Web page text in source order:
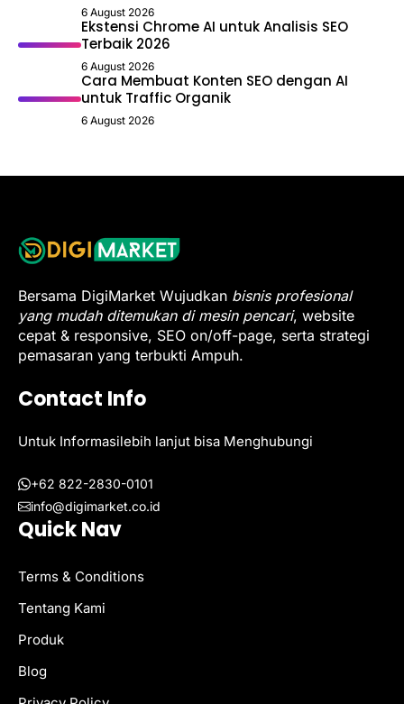
6 August 2026
Ekstensi Chrome AI untuk Analisis SEO
Terbaik 2026
6 August 2026
Cara Membuat Konten SEO dengan AI
untuk Traffic Organik
6 August 2026
Bersama DigiMarket Wujudkan bisnis profesional
yang mudah ditemukan di mesin pencari, website
cepat & responsive, SEO on/off-page, serta strategi
pemasaran yang terbukti Ampuh.
Contact Info
Untuk Informasilebih lanjut bisa Menghubungi
+62 822-2830-0101
info@digimarket.co.id
Quick Nav
Terms & Conditions
Tentang Kami
Produk
Blog